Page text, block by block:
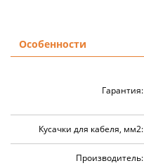
Особенности
Гарантия:
Кусачки для кабеля, мм2:
Производитель: